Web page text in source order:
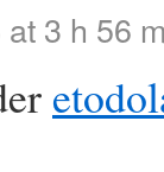
3 h 56